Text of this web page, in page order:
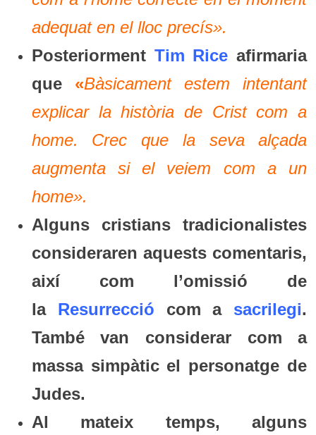
adequat en el lloc precís».
Posteriorment Tim Rice afirmaria
que «Bàsicament estem intentant
explicar la història de Crist com a
home. Crec que la seva alçada
augmenta si el veiem com a un
home».
Alguns cristians tradicionalistes
consideraren aquests comentaris,
així com l’omissió de
la Resurrecció com a sacrilegi.
També van considerar com a
massa simpàtic el personatge de
Judes.
Al mateix temps, alguns